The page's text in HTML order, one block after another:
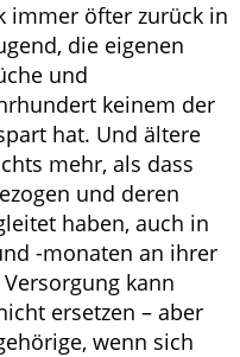
immer öfter zurück in
die eigenen
und
keinem der
hat. Und ältere
mehr, als dass
und deren
haben, auch in
-monaten an ihrer
kann
ersetzen – aber
wenn sich